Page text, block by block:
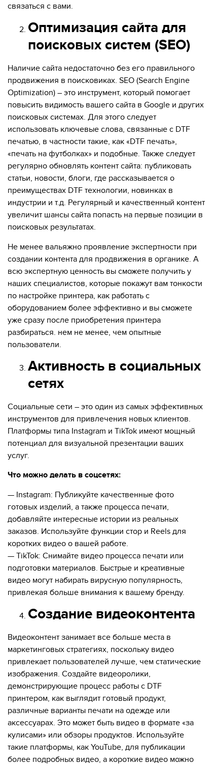
связаться с вами.
Оптимизация сайта для
поисковых систем (SEO)
Наличие сайта недостаточно без его правильного
продвижения в поисковиках. SEO (Search Engine
Optimization) – это инструмент, который помогает
повысить видимость вашего сайта в Google и других
поисковых системах. Для этого следует
использовать ключевые слова, связанные с DTF
печатью, в частности такие, как «DTF печать»,
«печать на футболках» и подобные. Также следует
регулярно обновлять контент сайта: публиковать
статьи, новости, блоги, где рассказывается о
преимуществах DTF технологии, новинках в
индустрии и т.д. Регулярный и качественный контент
увеличит шансы сайта попасть на первые позиции в
поисковых результатах.
Не менее вальяжно проявление экспертности при
создании контента для продвижения в органике. А
всю экспертную ценность вы сможете получить у
наших специалистов, которые покажут вам тонкости
по настройке принтера, как работать с
оборудованием более эффективно и вы сможете
уже сразу после приобретения принтера
разбираться. нем не менее, чем опытные
пользователи.
Активность в социальных
сетях
Социальные сети – это один из самых эффективных
инструментов для привлечения новых клиентов.
Платформы типа Instagram и TikTok имеют мощный
потенциал для визуальной презентации ваших
услуг.
Что можно делать в соцсетях:
— Instagram: Публикуйте качественные фото
готовых изделий, а также процесса печати,
добавляйте интересные истории из реальных
заказов. Используйте функции стор и Reels для
коротких видео о вашей работе.
— TikTok: Снимайте видео процесса печати или
подготовки материалов. Быстрые и креативные
видео могут набирать вирусную популярность,
привлекая больше внимания к вашему бренду.
Создание видеоконтента
Видеоконтент занимает все больше места в
маркетинговых стратегиях, поскольку видео
привлекает пользователей лучше, чем статические
изображения. Создайте видеоролики,
демонстрирующие процесс работы с DTF
принтером, как выглядит готовый продукт,
различные варианты печати на одежде или
аксессуарах. Это может быть видео в формате «за
кулисами» или обзоры продуктов. Используйте
такие платформы, как YouTube, для публикации
более подробных видео, а короткие видео можно